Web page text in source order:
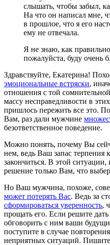
слышать, чтобы забыл,
На что он написал мне,
в прошлое, что я его
ему не отвечала.
Я не знаю, как
пожалуйста, буду очень
Здравствуйте, Екатерина!
эмоциональные встряски,
отношения с той
массу несправедливости в
пришлось пережить все это.
Вам, раз дали мужчине
безответственное поведение.
Можно понять, почему Вы
нем, ведь Ваш запас терпения
закончиться. В этой
решение только Вам, что
Но Ваш мужчина, похоже,
может потерять Вас. Ведь за
сформироваться уверенность,
прощать его. Если решите
обговорить с ним ваши
поступите в случае
неприятных ситуаций.